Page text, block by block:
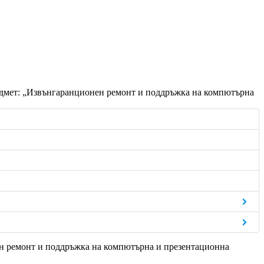
„Извънгаранционен ремонт и поддръжка на компютърна
ремонт и поддръжка на компютърна и презентационна